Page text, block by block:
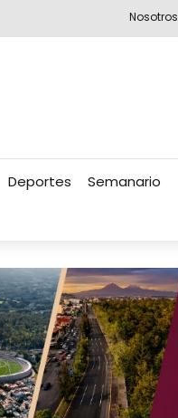
Nosotros
Deportes Semanario